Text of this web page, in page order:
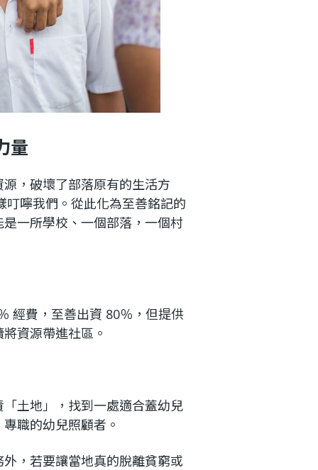
量
，破壞了部落原有的生活方
嚀我們。從此化為至善銘記的
一所學校、一個部落，一個村
經費，至善出資 80％，但提供
資源帶進社區。
土地」，找到一處適合蓋幼兒
職的幼兒照顧者。
，若要讓當地真的脫離貧窮或